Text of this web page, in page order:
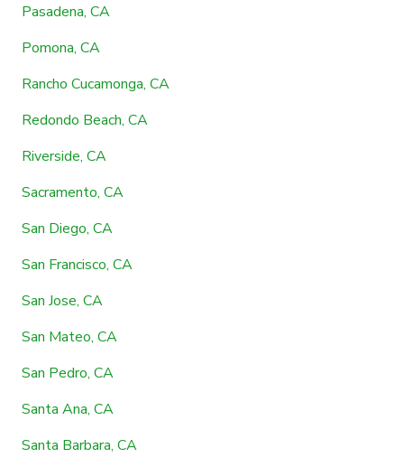
Pasadena, CA
Pomona, CA
Rancho Cucamonga, CA
Redondo Beach, CA
Riverside, CA
Sacramento, CA
San Diego, CA
San Francisco, CA
San Jose, CA
San Mateo, CA
San Pedro, CA
Santa Ana, CA
Santa Barbara, CA